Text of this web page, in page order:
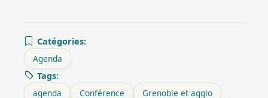
Catégories:
Agenda
Tags:
agenda
Conférence Grenoble et agglo